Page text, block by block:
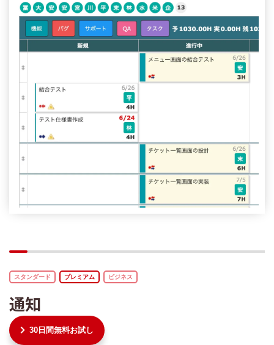
スタンダード プレミアム ビジネス
通知
30日間無料お試し